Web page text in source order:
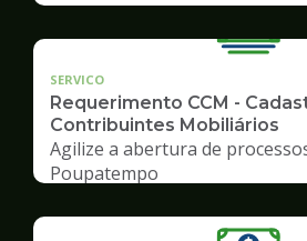
SERVICO
Requerimento CCM -
Contribuintes Mobiliários
Agilize a abertura de
Poupatempo